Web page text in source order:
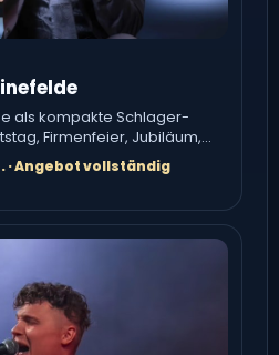
als kompakte Schlager-
Firmenfeier, Jubiläum,
· Angebot vollständig